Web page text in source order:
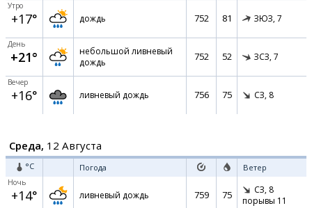
Утро
+17° дождь 752 81 ЗЮЗ, 7
День
+21°
небольшой ливневый
дождь
752 52 ЗСЗ, 7
Вечер
+16° ливневый дождь 756 75 СЗ, 8
Среда, 12 Августа
°C Погода Ветер
Ночь
+14° ливневый дождь 759 75 СЗ, 8
порывы 11